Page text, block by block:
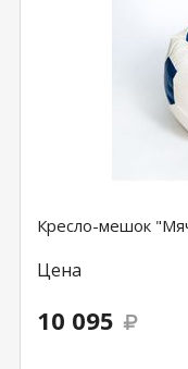
Кресло-мешок
Цена
10 095